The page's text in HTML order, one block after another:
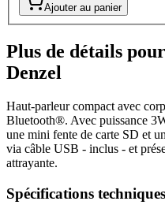
Ajouter au panier
Plus de détails
Denzel
Haut-parleur compact avec
Bluetooth®. Avec puissance
une mini fente de carte SD et
via câble USB - inclus - et
attrayante.
Spécifications techniques